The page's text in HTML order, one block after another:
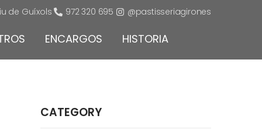
de Guíxols 972 320 695 @pastisseriagirones
ENCARGOS HISTORIA
CATEGORY